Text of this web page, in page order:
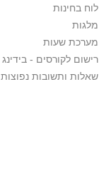
לוח בחינות
מלגות
מערכת שעות
רישום לקורסים - בידינג
שאלות ותשובות נפוצות